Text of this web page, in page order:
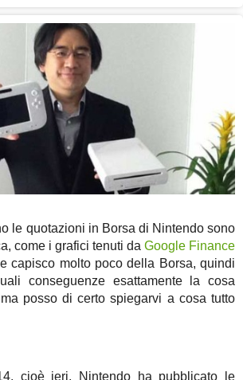
le quotazioni in Borsa di Nintendo sono
come i grafici tenuti da Google Finance
capisco molto poco della Borsa, quindi
conseguenze esattamente la cosa
posso di certo spiegarvi a cosa tutto
cioè ieri, Nintendo ha pubblicato le